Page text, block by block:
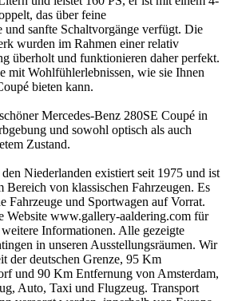
das über feine
und sanfte Schaltvorgänge verfügt. Die
wurden im Rahmen einer relativ
überholt und funktionieren daher perfekt.
mit Wohlfühlerlebnissen, wie sie Ihnen
bieten kann.
Mercedes-Benz 280SE Coupé in
und sowohl optisch als auch
Zustand.
Niederlanden existiert seit 1975 und ist
von klassischen Fahrzeugen. Es
Fahrzeuge und Sportwagen auf Vorrat.
Website www.gallery-aaldering.com für
Informationen. Alle gezeigte
in unseren Ausstellungsräumen. Wir
der deutschen Grenze, 95 Km
und 90 Km Entfernung von Amsterdam,
Auto, Taxi und Flugzeug. Transport